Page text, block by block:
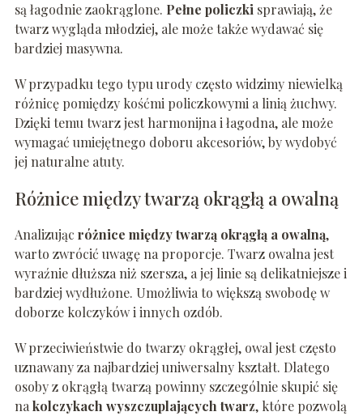
są łagodnie zaokrąglone. Pełne policzkisprawiają, że
twarz wygląda młodziej, ale może także wydawać się
bardziej masywna.
W przypadku tego typu urody często widzimy niewielką
różnicę pomiędzy kośćmi policzkowymi a linią żuchwy.
Dzięki temu twarz jest harmonijna i łagodna, ale może
wymagać umiejętnego doboru akcesoriów, by wydobyć
jej naturalne atuty.
Różnice między twarzą okrągłą a owalną
Analizując różnice między twarzą okrągłą a owalną,
warto zwrócić uwagę na proporcje. Twarz owalna jest
wyraźnie dłuższa niż szersza, a jej linie są delikatniejsze i
bardziej wydłużone. Umożliwia to większą swobodę w
doborze kolczyków i innych ozdób.
W przeciwieństwie do twarzy okrągłej, owal jest często
uznawany za najbardziej uniwersalny kształt. Dlatego
osoby z okrągłą twarzą powinny szczególnie skupić się
nakolczykach wyszczuplających twarz, które pozwolą